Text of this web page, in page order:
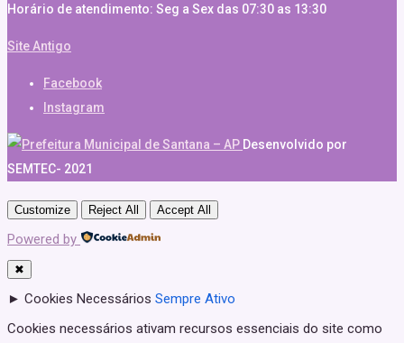
Horário de atendimento: Seg a Sex das 07:30 as 13:30
Site Antigo
Facebook
Instagram
Desenvolvido por
SEMTEC- 2021
Customize Reject All Accept All
Powered by
✖
► Cookies Necessários Sempre Ativo
Cookies necessários ativam recursos essenciais do site como